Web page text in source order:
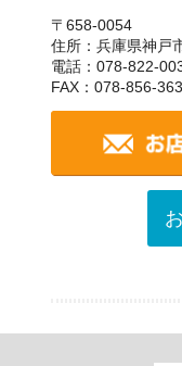
〒658-0054
住所：兵庫県神戸
電話：078-822-
FAX：078-856-